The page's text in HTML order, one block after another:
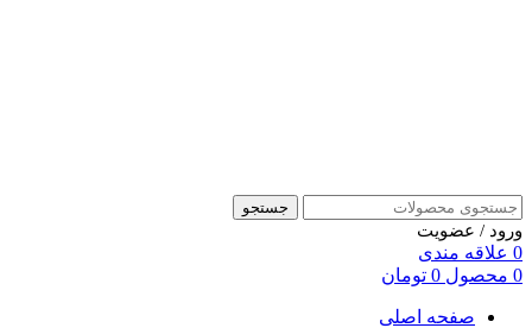
جستجو
ورود / عضویت
0 علاقه مندی
0 محصول 0 تومان
صفحه اصلی